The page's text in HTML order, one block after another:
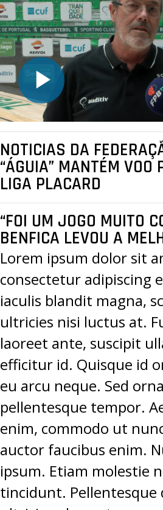
NOTICIAS DA
“ÁGUIA” MANTÉM VOO
LIGA PLACARD
“FOI UM JOGO MUITO
BENFICA LEVOU A
Lorem ipsum dolor sit
consectetur adipiscing
iaculis blandit magna,
ultricies nisi luctus at.
laoreet ante, suscipit
efficitur id. Quisque id
eu arcu neque. Sed
pellentesque tempor.
enim, commodo ut
auctor faucibus enim.
ipsum. Etiam molestie
tincidunt. Pellentesque